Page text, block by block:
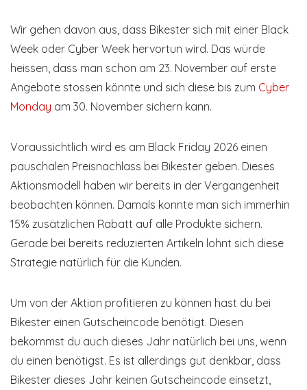
Wir gehen davon aus, dass Bikester sich mit einer Black
Week oder Cyber Week hervortun wird. Das würde
heissen, dass man schon am 23. November auf erste
Angebote stossen könnte und sich diese bis zum Cyber
Monday am 30. November sichern kann.
Voraussichtlich wird es am Black Friday 2026 einen
pauschalen Preisnachlass bei Bikester geben. Dieses
Aktionsmodell haben wir bereits in der Vergangenheit
beobachten können. Damals konnte man sich immerhin
15% zusätzlichen Rabatt auf alle Produkte sichern.
Gerade bei bereits reduzierten Artikeln lohnt sich diese
Strategie natürlich für die Kunden.
Um von der Aktion profitieren zu können hast du bei
Bikester einen Gutscheincode benötigt. Diesen
bekommst du auch dieses Jahr natürlich bei uns, wenn
du einen benötigst. Es ist allerdings gut denkbar, dass
Bikester dieses Jahr keinen Gutscheincode einsetzt,